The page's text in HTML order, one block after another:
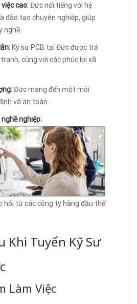
cao:Đức nổi tiếng với hệ
đào tạo chuyên nghiệp, giúp
nghề.
Kỹ sư PCB tại Đức được trả
cùng với các phúc lợi xã
Đức mang đến một môi
và an toàn.
nghiệp:
hỏi từ các công ty hàng đầu thế
Khi Tuyển Kỹ Sư
Làm Việc